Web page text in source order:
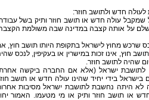
לעולה חדש ולתושב חוזר:
עולה חדש או תושב חוזר ותיק בשל
על אותה קצבה במדינה שבה משולמת
שרכש מחוץ לישראל בתקופת היותו תושב חוץ,
חוץ, אינו זכות במישרין או בעקיפין, לנכס
ישראל (אלא אם החברה ביקשה
בידי יחיד שהינו עולה חדש או תושב
לא היתה נחשבת לתושבת ישראל מסיבות
או תושב חוזר ותיק או מי מטעמו. האמור